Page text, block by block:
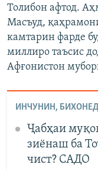
Толибон афтод.
Масъуд,
камтарин фарде
миллиро таъсис
Афғонистон
ИНЧУНИН,
Ҷабҳаи
зиёнаш ба
чист? САДО